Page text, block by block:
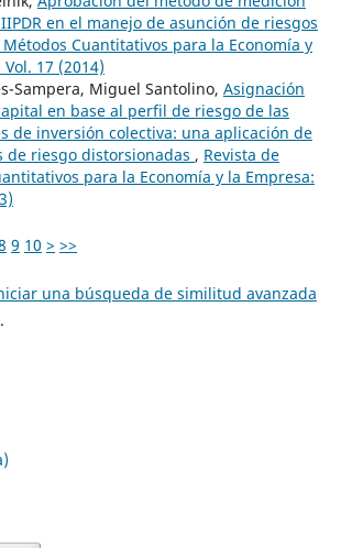
en el manejo de asunción de riesgos
Métodos Cuantitativos para la Economía y
17 (2014)
Sampera, Miguel Santolino, Asignación
en base al perfil de riesgo de las
de inversión colectiva: una aplicación de
de riesgo distorsionadas , Revista de
para la Economía y la Empresa:
9 10 > >>
una búsqueda de similitud avanzada